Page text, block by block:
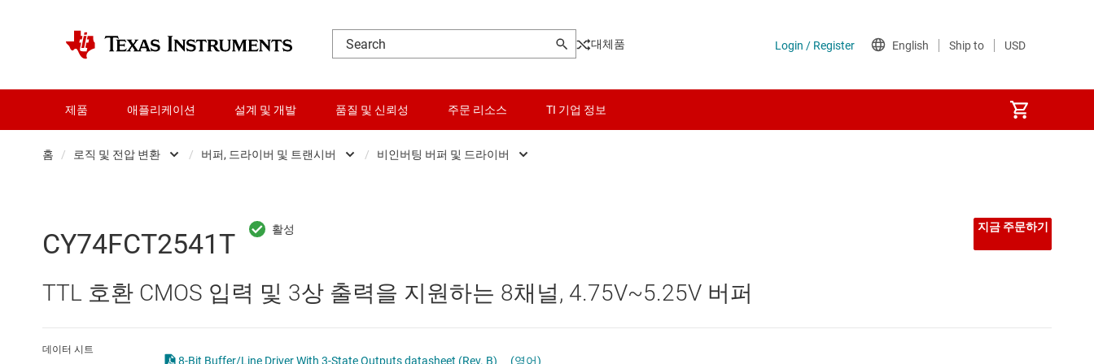
대체품
제품 애플리케이션 설계 및 개발 품질 및 신뢰성 주문 리소스 TI 기업 정보
홈 / 로직 및 전압 변환
데이터 컨버터 인터페이스
/ 버퍼, 드라이버 및 트랜시버
구성 가능 및 프로그래머블 로직 IC
버퍼, 드라이버 및 트랜시버
/ 비인버팅 버퍼 및 드라이버
CY74FCT2541T
TTL 호환 CMOS 입력 및 3상 출력을 지원하는 8채널, 4.75V~5.25V 버퍼
지금 주문하기
데이터 시트
8-Bit Buffer/Line Driver With 3-State Outputs datasheet (Rev. B) (영어)